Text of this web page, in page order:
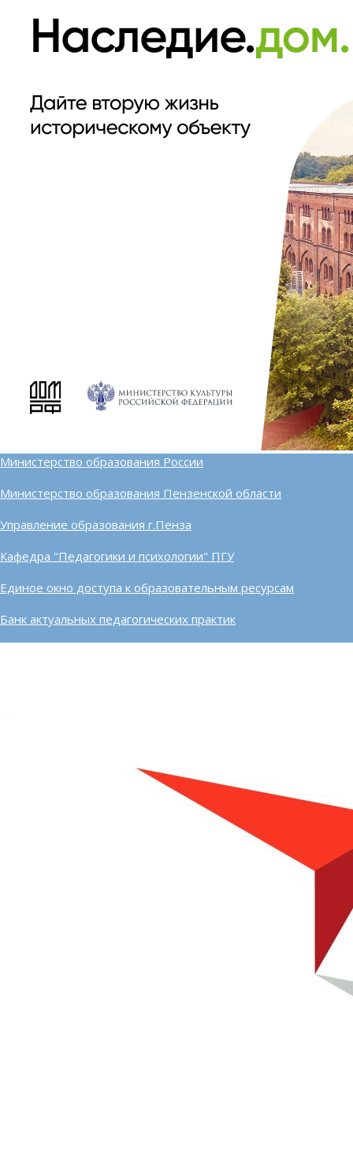
Министерство образования России
Министерство образования Пензенской области
Управление образования г.Пенза
Кафедра "Педагогики и психологии" ПГУ
Единое окно доступа к образовательным ресурсам
Банк актуальных педагогических практик